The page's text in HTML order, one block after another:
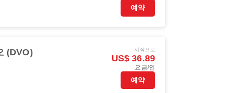
예약
(DVO) 시작으로
US$ 36.89
요금/인
예약